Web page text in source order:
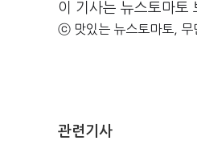
이 기사는 뉴스토마토
ⓒ 맛있는 뉴스토마토, 무
관련기사